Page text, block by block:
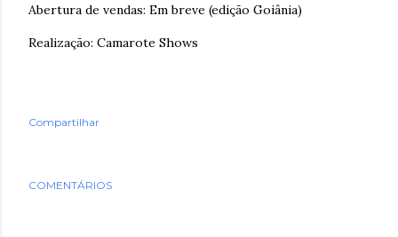
Abertura de vendas: Em breve (edição Goiânia)
Realização: Camarote Shows
Compartilhar
COMENTÁRIOS